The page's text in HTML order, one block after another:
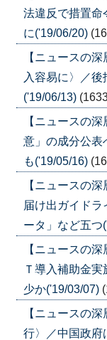
法違反で措置命
に('19/06/20)
【ニュースの
入容易に〉／
('19/06/13)
【ニュースの
意」の成分公表
も('19/05/16)
【ニュースの
届け出ガイド
ータ」など五つ
【ニュースの
Ｔ導入補助金
少か('19/03/07)
【ニュースの
行〉／中国政府